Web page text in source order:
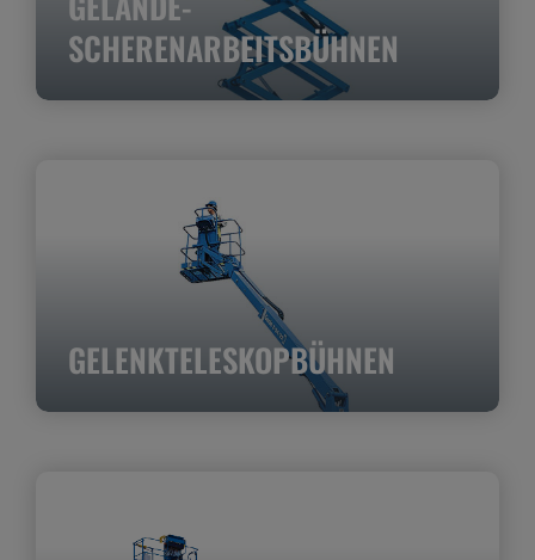
SCHERENARBEITSBÜHNEN
GELENKTELESKOPBÜHNEN